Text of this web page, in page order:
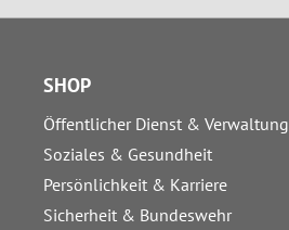
SHOP
Öffentlicher Dienst & Verwaltung
Soziales & Gesundheit
Persönlichkeit & Karriere
Sicherheit & Bundeswehr